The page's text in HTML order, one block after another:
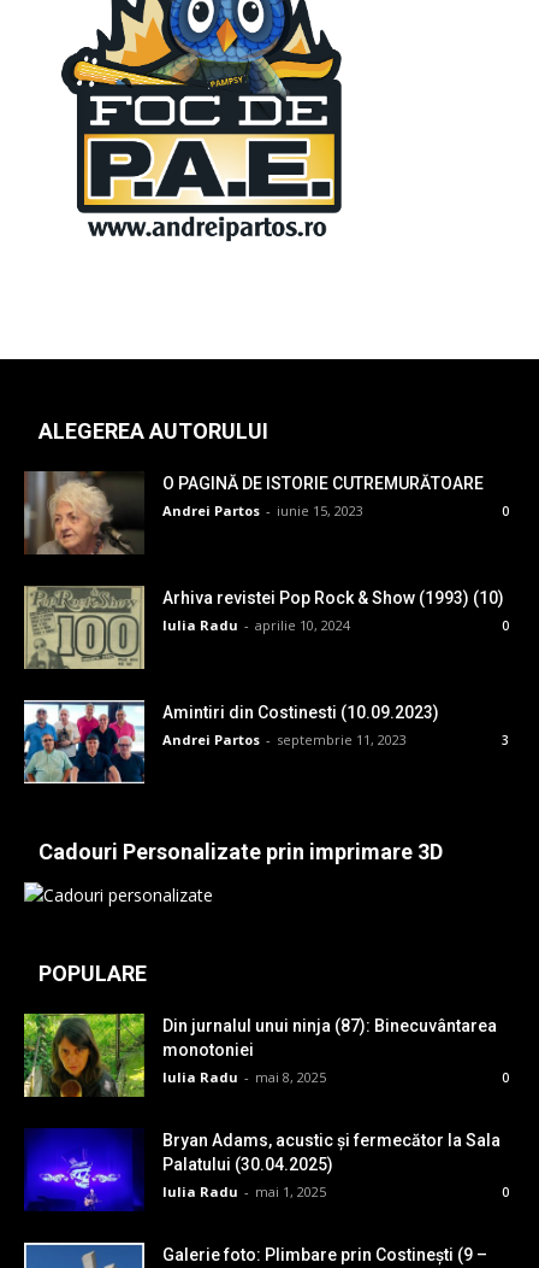
ALEGEREA AUTORULUI
O PAGINĂ DE ISTORIE CUTREMURĂTOARE
Andrei Partos - iunie 15, 2023 0
Arhiva revistei Pop Rock & Show (1993) (10)
Iulia Radu - aprilie 10, 2024 0
Amintiri din Costinesti (10.09.2023)
Andrei Partos - septembrie 11, 2023 3
Cadouri Personalizate prin imprimare 3D
POPULARE
Din jurnalul unui ninja (87): Binecuvântarea
monotoniei
Iulia Radu - mai 8, 2025 0
Bryan Adams, acustic și fermecător la Sala
Palatului (30.04.2025)
Iulia Radu - mai 1, 2025 0
Galerie foto: Plimbare prin Costinești (9 –